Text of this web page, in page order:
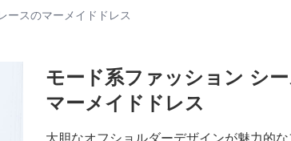
ースのマーメイドドレス
モード系ファッション シ
マーメイドドレス
大胆なオフショルダーデザインが魅力的